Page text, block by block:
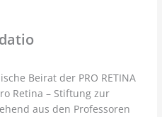
Beirat der PRO RETINA
Retina – Stiftung zur
aus den Professoren